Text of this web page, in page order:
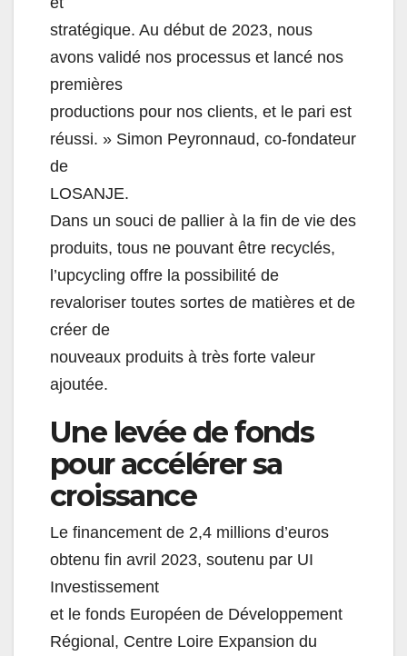
stratégique. Au début de 2023, nous
avons validé nos processus et lancé nos
premières
productions pour nos clients, et le pari est
réussi. » Simon Peyronnaud, co-fondateur
de
LOSANJE.
Dans un souci de pallier à la fin de vie des
produits, tous ne pouvant être recyclés,
l’upcycling offre la possibilité de
revaloriser toutes sortes de matières et de
créer de
nouveaux produits à très forte valeur
ajoutée.
Une levée de fonds
pour accélérer sa
croissance
Le financement de 2,4 millions d’euros
obtenu fin avril 2023, soutenu par UI
Investissement
et le fonds Européen de Développement
Régional, Centre Loire Expansion du